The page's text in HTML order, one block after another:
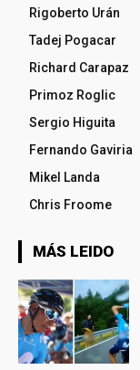
Rigoberto Urán
Tadej Pogacar
Richard Carapaz
Primoz Roglic
Sergio Higuita
Fernando Gaviria
Mikel Landa
Chris Froome
MÁS LEIDO